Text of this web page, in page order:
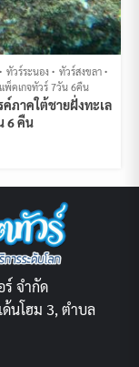
ทัวร์ระนอง
ทัวร์สงขลา
แพ็คเกจทัวร์ 7วัน 6คืน
ค์ภาคใต้ชายฝั่งทะเล
6 คืน
ร์ จำกัด
นโฮม 3, ตำบล